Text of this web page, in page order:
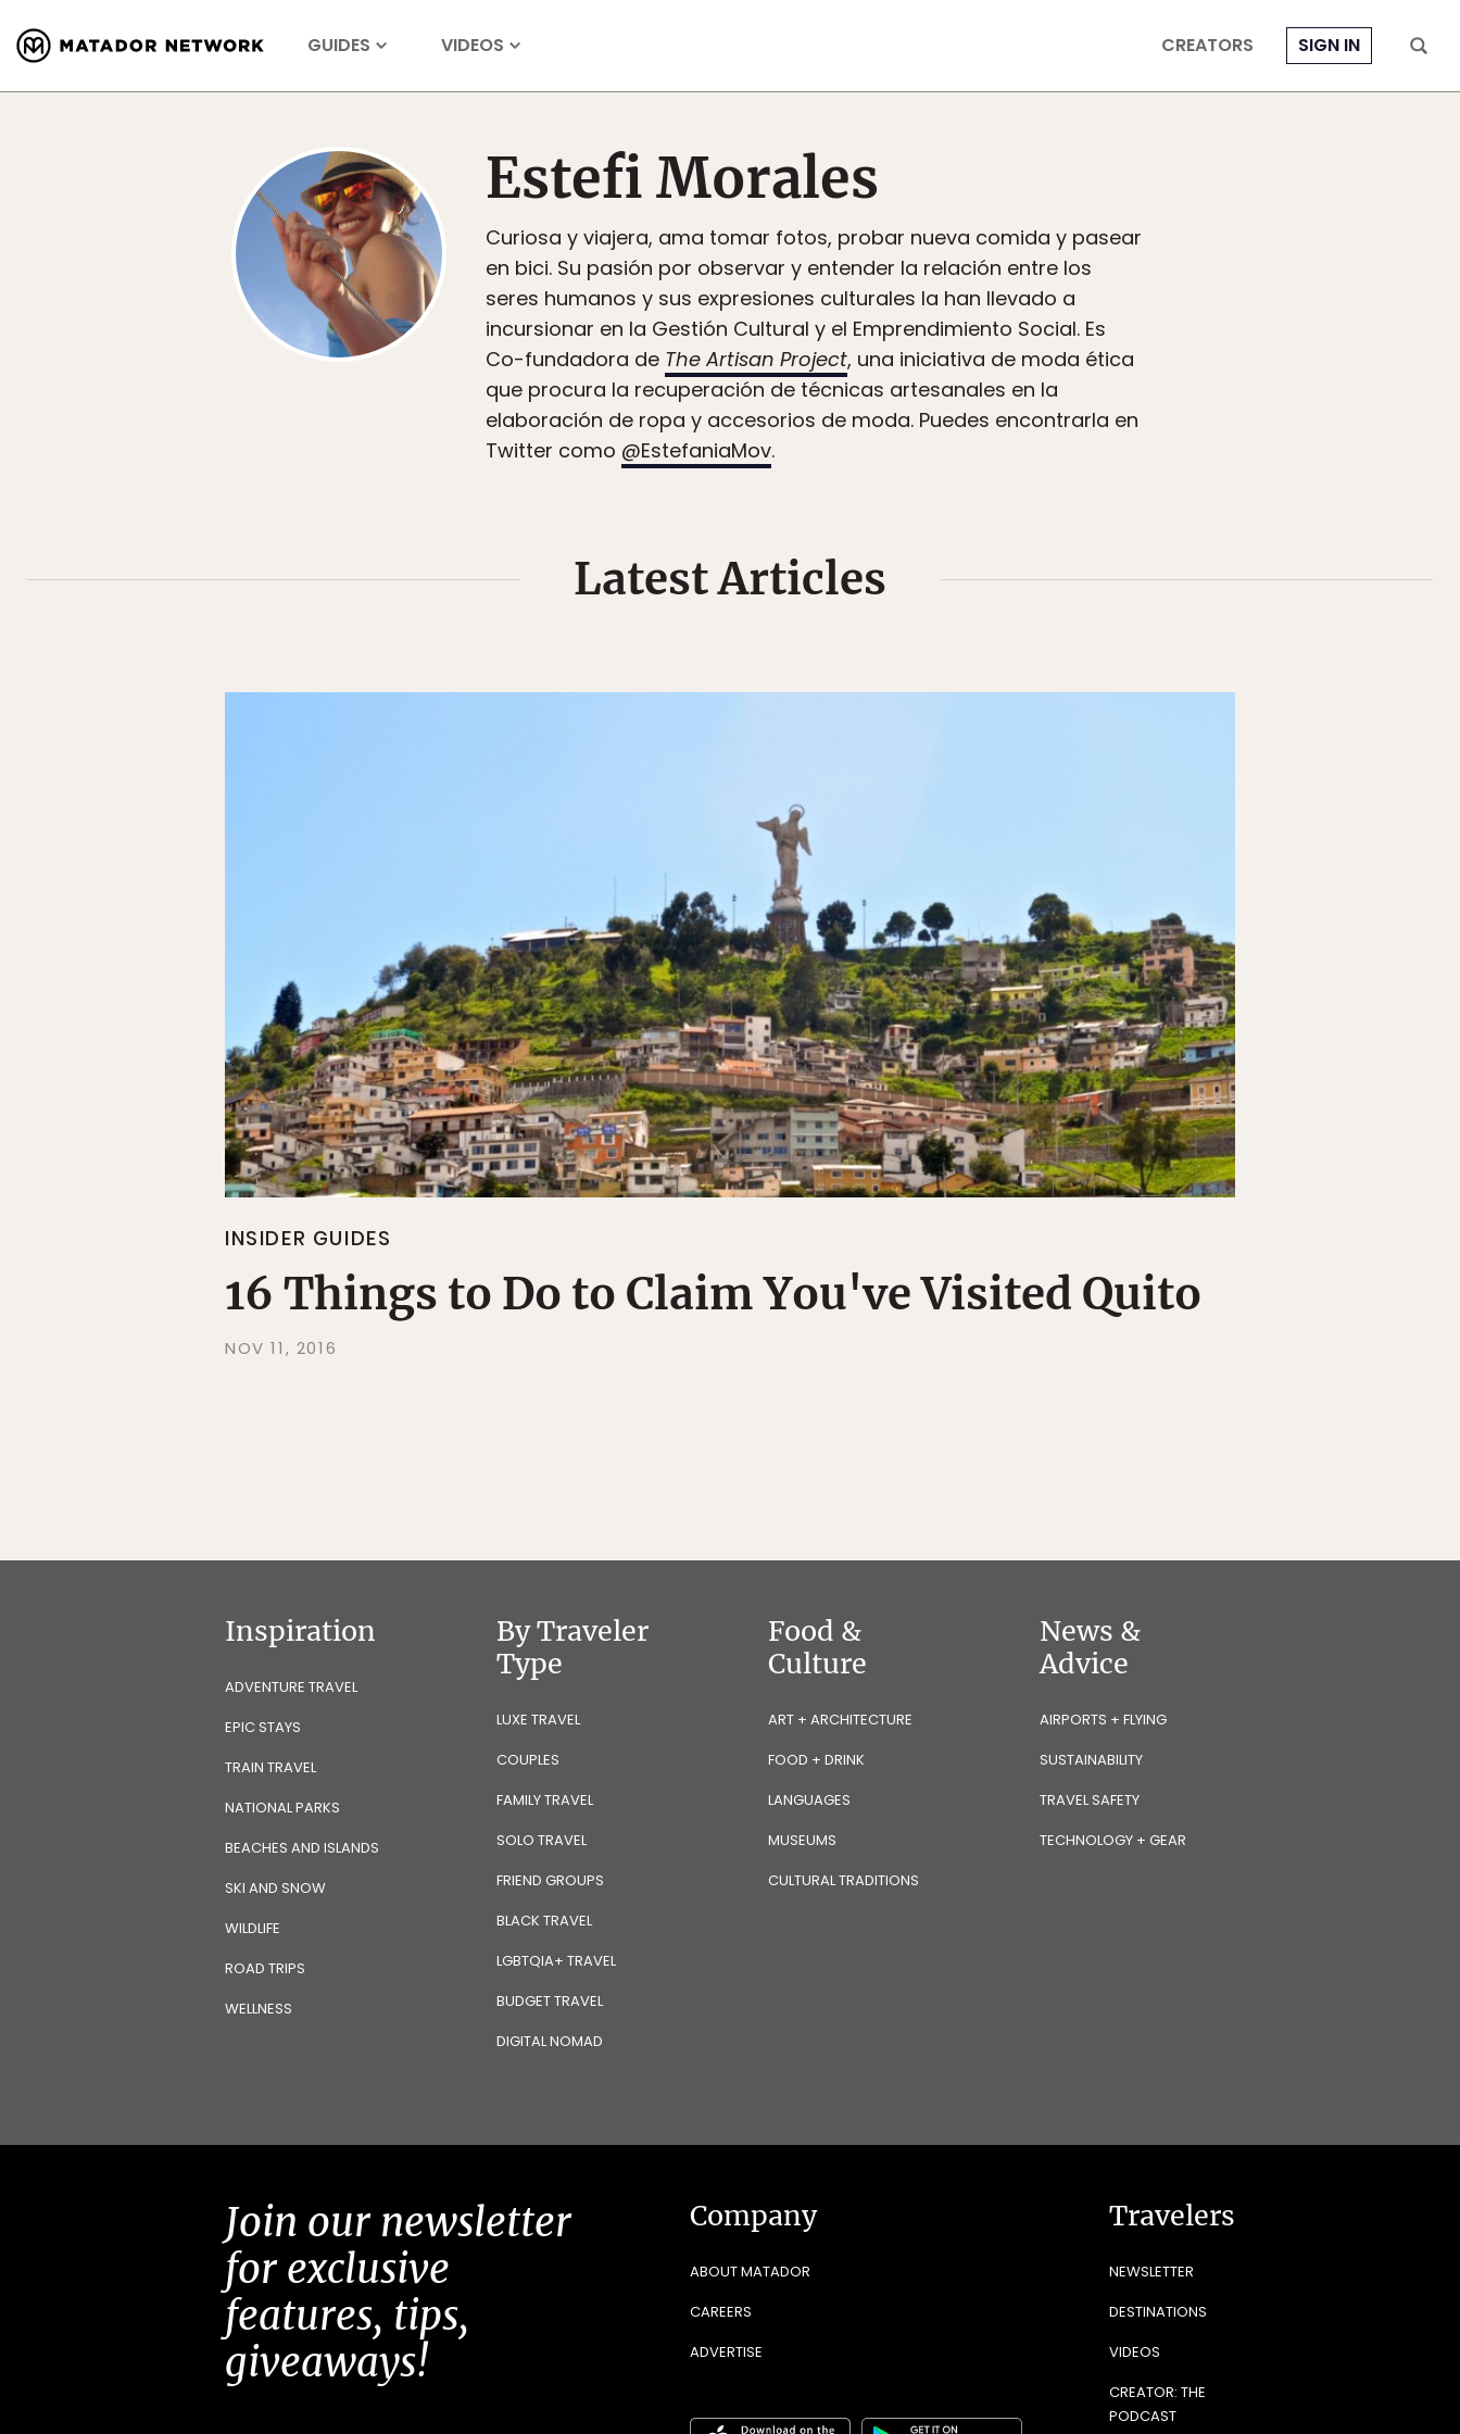
GUIDES VIDEOS CREATORS SIGN IN
Estefi Morales
Curiosa y viajera, ama tomar fotos, probar nueva comida y pasear
en bici. Su pasión por observar y entender la relación entre los
seres humanos y sus expresiones culturales la han llevado a
incursionar en la Gestión Cultural y el Emprendimiento Social. Es
Co-fundadora de The Artisan Project, una iniciativa de moda ética
que procura la recuperación de técnicas artesanales en la
elaboración de ropa y accesorios de moda. Puedes encontrarla en
Twitter como @EstefaniaMov.
Latest Articles
INSIDER GUIDES
16 Things to Do to Claim You've Visited Quito
NOV 11, 2016
Inspiration
ADVENTURE TRAVEL
EPIC STAYS
TRAIN TRAVEL
NATIONAL PARKS
BEACHES AND ISLANDS
SKI AND SNOW
WILDLIFE
ROAD TRIPS
WELLNESS
By Traveler
Type
LUXE TRAVEL
COUPLES
FAMILY TRAVEL
SOLO TRAVEL
FRIEND GROUPS
BLACK TRAVEL
LGBTQIA+ TRAVEL
BUDGET TRAVEL
DIGITAL NOMAD
Food &
Culture
ART + ARCHITECTURE
FOOD + DRINK
LANGUAGES
MUSEUMS
CULTURAL TRADITIONS
News &
Advice
AIRPORTS + FLYING
SUSTAINABILITY
TRAVEL SAFETY
TECHNOLOGY + GEAR
Join our newsletter
for exclusive
features, tips,
giveaways!
Company
ABOUT MATADOR
CAREERS
ADVERTISE
Travelers
NEWSLETTER
DESTINATIONS
VIDEOS
CREATOR: THE
PODCAST